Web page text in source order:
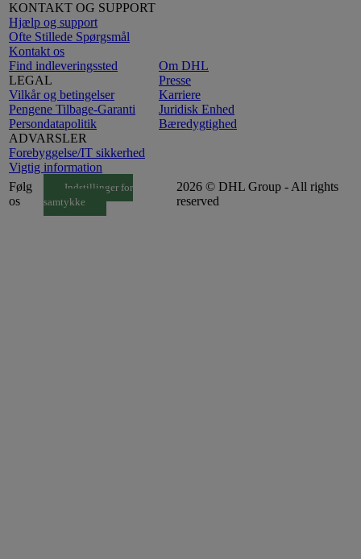
KONTAKT OG SUPPORT
Hjælp og support
Ofte Stillede Spørgsmål
Kontakt os
Find indleveringssted
LEGAL
Vilkår og betingelser
Pengene Tilbage-Garanti
Persondatapolitik
ADVARSLER
Forebyggelse/IT sikkerhed
Vigtig information
Om DHL
Presse
Karriere
Juridisk Enhed
Bæredygtighed
Følg
os
Indstillinger for
samtykke
2026 © DHL Group - All rights
reserved